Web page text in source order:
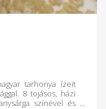
tarhonya ízeit
8 tojásos, házi
színével és